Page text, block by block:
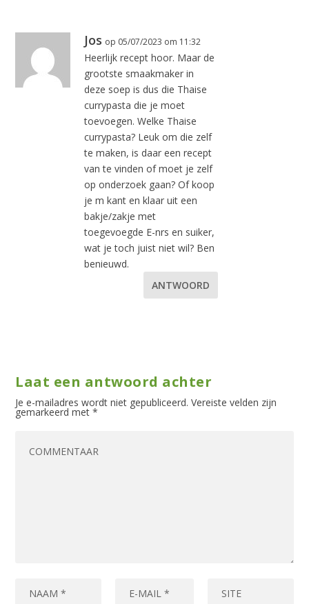
Jos op 05/07/2023 om 11:32
Heerlijk recept hoor. Maar de
grootste smaakmaker in
deze soep is dus die Thaise
currypasta die je moet
toevoegen. Welke Thaise
currypasta? Leuk om die zelf
te maken, is daar een recept
van te vinden of moet je zelf
op onderzoek gaan? Of koop
je m kant en klaar uit een
bakje/zakje met
toegevoegde E-nrs en suiker,
wat je toch juist niet wil? Ben
benieuwd.
ANTWOORD
Laat een antwoord achter
Je e-mailadres wordt niet gepubliceerd. Vereiste velden zijn
gemarkeerd met*